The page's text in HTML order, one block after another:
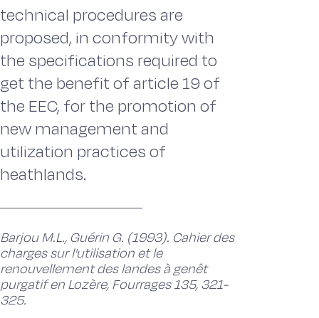
technical procedures are
proposed, in conformity with
the specifications required to
get the benefit of article 19 of
the EEC, for the promotion of
new management and
utilization practices of
heathlands.
Barjou M.L., Guérin G. (1993). Cahier des
charges sur l'utilisation et le
renouvellement des landes à genêt
purgatif en Lozère, Fourrages 135, 321-
325.